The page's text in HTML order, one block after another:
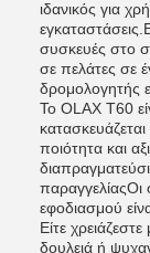
ιδανικός για
συσκευές στο
σε πελάτες σε
δρομολογητής
Το OLAX T60
ποιότητα και
παραγγελίαςΟι
εφοδιασμού
Είτε
δουλειά ή